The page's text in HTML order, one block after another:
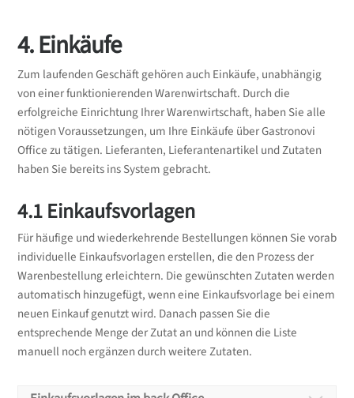
noch verändert werden. Ist eine Inventur komplett
abgeschlossen, ist dies nicht mehr möglich.
Inventur bearbeiten
Welche Eigenschaften hat
eine Inventur?
Beim Anlegen einer Inventur haben Sie
verschiedene Einstellungsmöglichkeiten.
Eigenschaften Inventur
Wie kann ich eine Inventur
abschließen?
haben (siehe weiter unten) können Sie diese final
Wie kann ich eine
Umbuchungsliste
bearbeiten?
Eine bereits erstellte Umbuchungsliste kann vor der
Umbuchung bearbeitet werden.
Umbuchungsliste verwalten
Wie kann ich eine
Umbuchungsliste
filtern?
müssen alle Zutaten erfasst werden die Sie nicht
verkaufen aber in Ihren Lagern liegen und die Sie
entsorgt haben. Nur so können die Bestände der
Lager bei einer Inventur stimmen.
Wie kann ich eine
Bruchliste
hinzufügen?
Um Einträge einer Bruchliste hinzuzufügen, müssen
Sie diese anlegen.
Bruchliste hinzufügen
Wie kann ich eine
4. Einkäufe
Zum laufenden Geschäft gehören auch Einkäufe, unabhängig
von einer funktionierenden Warenwirtschaft. Durch die
erfolgreiche Einrichtung Ihrer Warenwirtschaft, haben Sie alle
nötigen Voraussetzungen, um Ihre Einkäufe über Gastronovi
Office zu tätigen. Lieferanten, Lieferantenartikel und Zutaten
haben Sie bereits ins System gebracht.
4.1 Einkaufsvorlagen
Für häufige und wiederkehrende Bestellungen können Sie vorab
individuelle Einkaufsvorlagen erstellen, die den Prozess der
Warenbestellung erleichtern. Die gewünschten Zutaten werden
automatisch hinzugefügt, wenn eine Einkaufsvorlage bei einem
neuen Einkauf genutzt wird. Danach passen Sie die
entsprechende Menge der Zutat an und können die Liste
manuell noch ergänzen durch weitere Zutaten.